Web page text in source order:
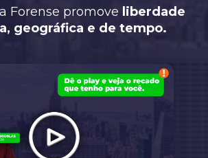
Forense promove liberdade
geográfica e de tempo.